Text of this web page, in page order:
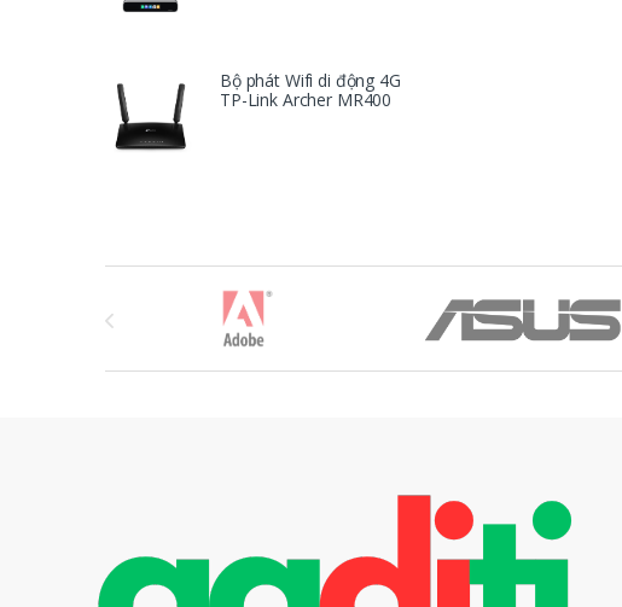
Bộ phát Wifi di động 4G
TP-Link Archer MR400